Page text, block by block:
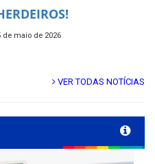
de maio de 2026
VER TODAS NOTÍCIAS